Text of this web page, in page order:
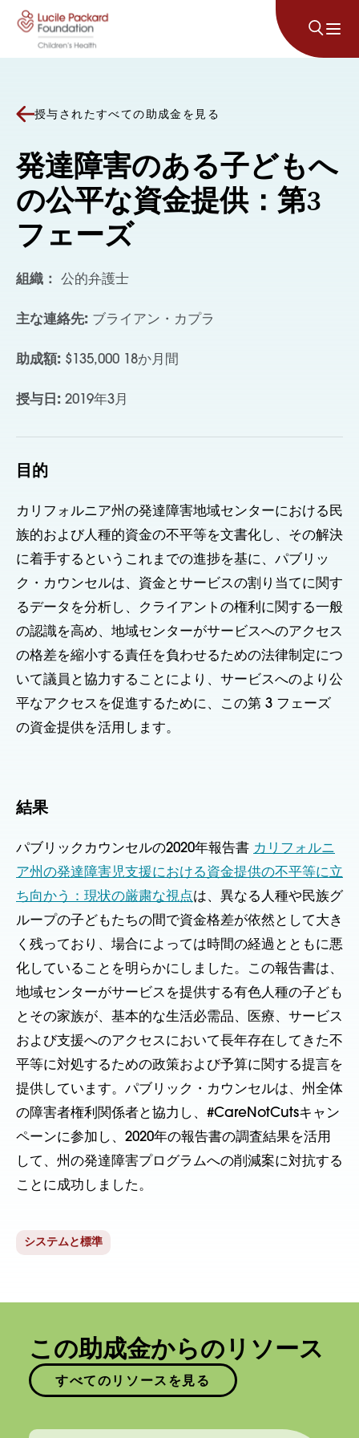
コンテンツにスキップ
授与されたすべての助成金を見る
発達障害のある子どもへ
の公平な資金提供：第3
フェーズ
組織： 公的弁護士
主な連絡先: ブライアン・カプラ
助成額: $135,000 18か月間
授与日: 2019年3月
目的
カリフォルニア州の発達障害地域センターにおける民
族的および人種的資金の不平等を文書化し、その解決
に着手するというこれまでの進捗を基に、パブリッ
ク・カウンセルは、資金とサービスの割り当てに関す
るデータを分析し、クライアントの権利に関する一般
の認識を高め、地域センターがサービスへのアクセス
の格差を縮小する責任を負わせるための法律制定につ
いて議員と協力することにより、サービスへのより公
平なアクセスを促進するために、この第 3 フェーズ
の資金提供を活用します。
結果
パブリックカウンセルの2020年報告書 カリフォルニ
ア州の発達障害児支援における資金提供の不平等に立
ち向かう：現状の厳粛な視点は、異なる人種や民族グ
ループの子どもたちの間で資金格差が依然として大き
く残っており、場合によっては時間の経過とともに悪
化していることを明らかにしました。この報告書は、
地域センターがサービスを提供する有色人種の子ども
とその家族が、基本的な生活必需品、医療、サービス
および支援へのアクセスにおいて長年存在してきた不
平等に対処するための政策および予算に関する提言を
提供しています。パブリック・カウンセルは、州全体
の障害者権利関係者と協力し、#CareNotCutsキャン
ペーンに参加し、2020年の報告書の調査結果を活用
して、州の発達障害プログラムへの削減案に対抗する
ことに成功しました。
システムと標準
この助成金からのリソース
すべてのリソースを見る